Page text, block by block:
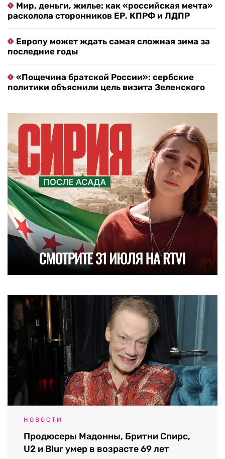
Мир, деньги, жилье: как «российская мечта»
расколола сторонников ЕР, КПРФ и ЛДПР
Европу может ждать самая сложная зима за
последние годы
«Пощечина братской России»: сербские
политики объяснили цель визита Зеленского
НОВОСТИ
Продюсеры Мадонны, Бритни Спирс,
U2 и Blur умер в возрасте 69 лет